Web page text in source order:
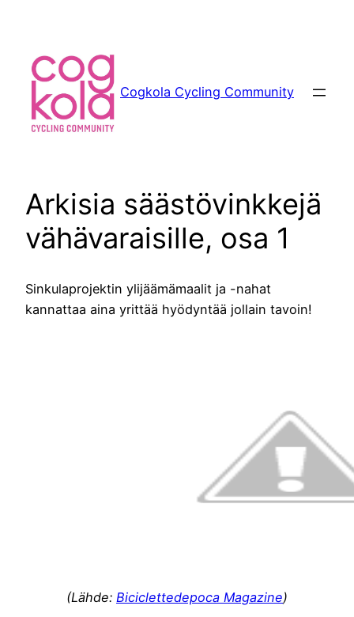
Cogkola Cycling Community
Arkisia säästövinkkejä
vähävaraisille, osa 1
Sinkulaprojektin ylijäämämaalit ja -nahat
kannattaa aina yrittää hyödyntää jollain tavoin!
(Lähde: Biciclettedepoca Magazine)